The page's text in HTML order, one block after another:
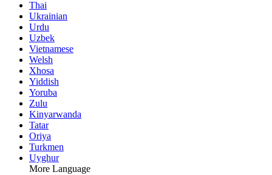
Thai
Ukrainian
Urdu
Uzbek
Vietnamese
Welsh
Xhosa
Yiddish
Yoruba
Zulu
Kinyarwanda
Tatar
Oriya
Turkmen
Uyghur
More Language